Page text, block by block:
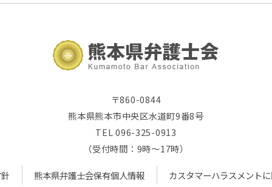
〒860-0844
熊本県熊本市中央区水道町9番8号
TEL 096-325-0913
（受付時間：9時～17時）
熊本県弁護士会保有個人情報 カスタマーハラスメント